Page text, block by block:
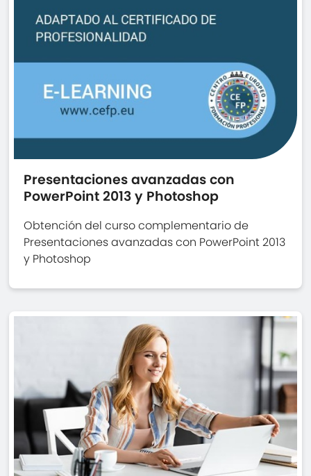
Presentaciones avanzadas con
PowerPoint 2013 y Photoshop
Obtención del curso complementario de
Presentaciones avanzadas con PowerPoint 2013
y Photoshop